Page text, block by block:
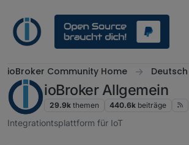
ioBroker Community Home Deutsch
ioBroker Allgemein
29.9k themen 440.6k beiträge
Integrationtsplattform für IoT